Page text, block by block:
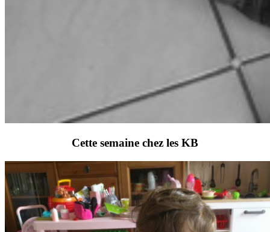
Cette semaine chez les KB